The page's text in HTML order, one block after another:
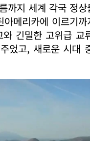
까지 세계 각국 정
메리카에 이르기
긴밀한 고위급
었고, 새로운 시대